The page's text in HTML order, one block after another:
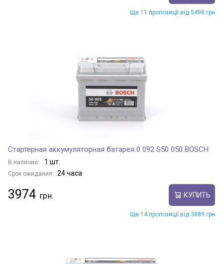
Ще 11 пропозиції від 5498 грн
Стартерная аккумуляторная батарея 0 092 S50 050 BOSCH
В наличии: 1 шт.
Срок ожидания: 24 часа
3974 КУПИТЬ
Ще 14 пропозиції від 3889 грн